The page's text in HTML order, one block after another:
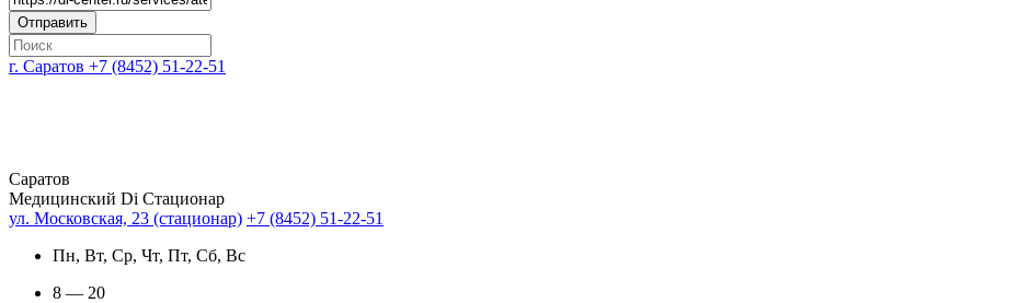
г. Саратов +7 (8452) 51-22-51
Саратов
Медицинский Di Стационар
ул. Московская, 23 (стационар) +7 (8452) 51-22-51
Пн, Вт, Ср, Чт, Пт, Сб, Вс
8 — 20